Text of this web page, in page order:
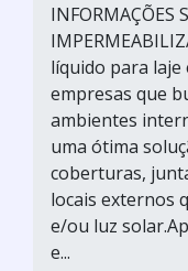
INFORMAÇÕES
líquido para laje
empresas que
ambientes
uma ótima
coberturas,
locais externos
e/ou luz
e...